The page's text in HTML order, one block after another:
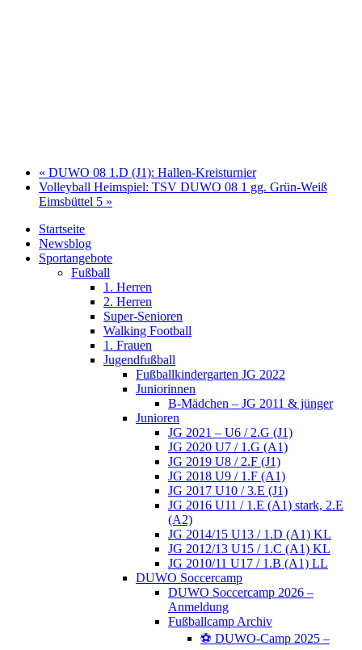
« DUWO 08 1.D (J1): Hallen-Kreisturnier
Volleyball Heimspiel: TSV DUWO 08 1 gg. Grün-Weiß
Eimsbüttel 5 »
Startseite
Newsblog
Sportangebote
Fußball
1. Herren
2. Herren
Super-Senioren
Walking Football
1. Frauen
Jugendfußball
Fußballkindergarten JG 2022
Juniorinnen
B-Mädchen – JG 2011 & jünger
Junioren
JG 2021 – U6 / 2.G (J1)
JG 2020 U7 / 1.G (A1)
JG 2019 U8 / 2.F (J1)
JG 2018 U9 / 1.F (A1)
JG 2017 U10 / 3.E (J1)
JG 2016 U11 / 1.E (A1) stark, 2.E
(A2)
JG 2014/15 U13 / 1.D (A1) KL
JG 2012/13 U15 / 1.C (A1) KL
JG 2010/11 U17 / 1.B (A1) LL
DUWO Soccercamp
DUWO Soccercamp 2026 –
Anmeldung
Fußballcamp Archiv
⚽️ DUWO-Camp 2025 –